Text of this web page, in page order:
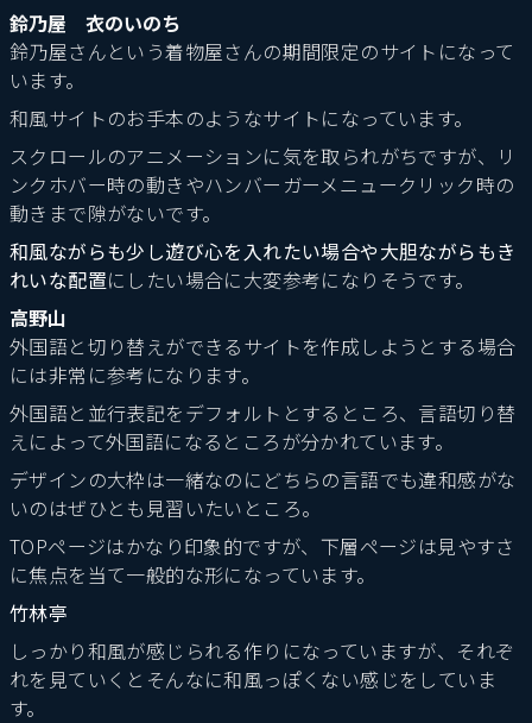
鈴乃屋 衣のいのち
鈴乃屋さんという着物屋さんの期間限定のサイトになって
います。
和風サイトのお手本のようなサイトになっています。
スクロールのアニメーションに気を取られがちですが、リ
ンクホバー時の動きやハンバーガーメニュークリック時の
動きまで隙がないです。
和風ながらも少し遊び心を入れたい場合や大胆ながらもき
れいな配置にしたい場合に大変参考になりそうです。
高野山
外国語と切り替えができるサイトを作成しようとする場合
には非常に参考になります。
外国語と並行表記をデフォルトとするところ、言語切り替
えによって外国語になるところが分かれています。
デザインの大枠は一緒なのにどちらの言語でも違和感がな
いのはぜひとも見習いたいところ。
TOPページはかなり印象的ですが、下層ページは見やすさ
に焦点を当て一般的な形になっています。
竹林亭
しっかり和風が感じられる作りになっていますが、それぞ
れを見ていくとそんなに和風っぽくない感じをしていま
す。